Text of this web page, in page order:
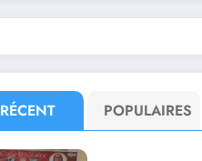
RÉCENT POPULAIRES